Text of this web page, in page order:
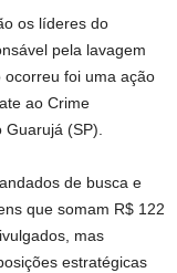
os líderes do
pela lavagem
ocorreu foi uma ação
ao Crime
(SP).
de busca e
que somam R$ 122
mas
estratégicas